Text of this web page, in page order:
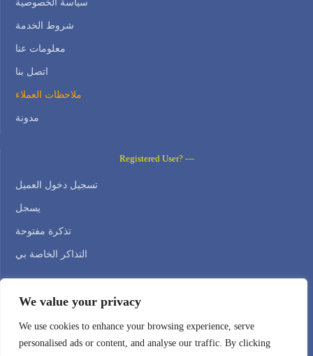
We value your privacy
We use cookies to enhance your browsing experience, serve
personalised ads or content, and analyse our traffic. By clicking
سياسة الخصوصية
شروط الخدمة
معلومات عنا
اتصل بنا
ملاحظات العملاء
مدونة
Registered User? —
تسجيل دخول العميل
يسجل
تذكرة مفتوحة
التذاكر الخاصة بي
Email: support@webhostingzone.org